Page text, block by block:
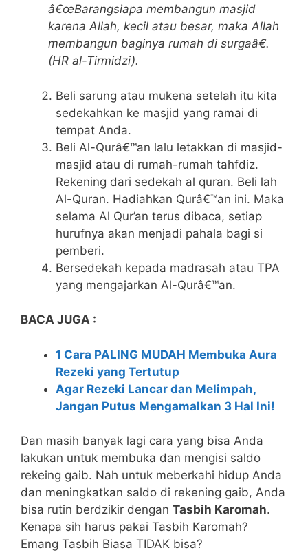
â€œBarangsiapa membangun masjid
karena Allah, kecil atau besar, maka Allah
membangun baginya rumah di surgaâ€.
(HR al-Tirmidzi).
Beli sarung atau mukena setelah itu kita
sedekahkan ke masjid yang ramai di
tempat Anda.
Beli Al-Qurâ€™an lalu letakkan di masjid-
masjid atau di rumah-rumah tahfdiz.
Rekening dari sedekah al quran. Beli lah
Al-Quran. Hadiahkan Qurâ€™an ini. Maka
selama Al Qur’an terus dibaca, setiap
hurufnya akan menjadi pahala bagi si
pemberi.
Bersedekah kepada madrasah atau TPA
yang mengajarkan Al-Qurâ€™an.
BACA JUGA :
1 Cara PALING MUDAH Membuka Aura
Rezeki yang Tertutup
Agar Rezeki Lancar dan Melimpah,
Jangan Putus Mengamalkan 3 Hal Ini!
Dan masih banyak lagi cara yang bisa Anda
lakukan untuk membuka dan mengisi saldo
rekeing gaib. Nah untuk meberkahi hidup Anda
dan meningkatkan saldo di rekening gaib, Anda
bisa rutin berdzikir dengan Tasbih Karomah.
Kenapa sih harus pakai Tasbih Karomah?
Emang Tasbih Biasa TIDAK bisa?